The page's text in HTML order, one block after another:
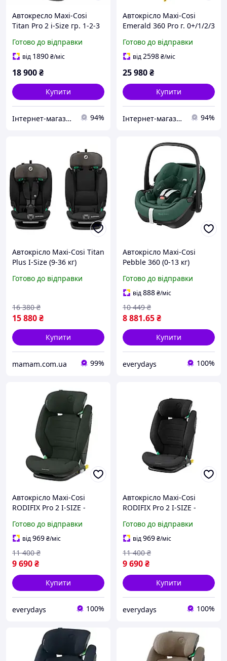
Автокресло Maxi-Cosi
Titan Pro 2 i-Size гр. 1-2-3
8618550111
Готово до відправки
від 1890₴/міс
18 900₴
Купити
Інтернет-магазин Mom's mouse 94%
Автокрісло Maxi-Cosi
Emerald 360 Pro г. 0+/1/2/3
8621671110
Готово до відправки
від2598₴/міс
25 980₴
Купити
Інтернет-магазин Mom's mouse 94%
Автокрісло Maxi-Cosi Titan
Plus I-Size (9-36 кг)
Готово до відправки
15 880₴
16 380 ₴
Купити
mamam.com.ua 99%
Автокрісло Maxi-Cosi
Pebble 360 (0-13 кг)
(8044047110) НОВЕ!
Готово до відправки
від888₴/міс
8 881.65₴
10 449 ₴
Купити
everydays 100%
Автокрісло Maxi-Cosi
RODIFIX Pro 2 I-SIZE -
(8800490110) Нове!
Готово до відправки
від969₴/міс
9 690₴
11 400 ₴
Купити
everydays 100%
Автокрісло Maxi-Cosi
RODIFIX Pro 2 I-SIZE -
(8800671111) Нове!
Готово до відправки
від969₴/міс
9 690₴
11 400 ₴
Купити
everydays 100%